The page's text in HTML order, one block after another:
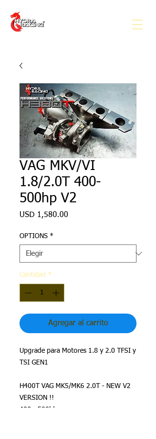
VAG MKV/VI
1.8/2.0T 400-
500hp V2
USD 1,580.00
OPTIONS *
Cantidad *
Agregar al carrito
Upgrade para Motores 1.8 y 2.0 TFSI y
TSI GEN1
H400T VAG MK5/MK6 2.0T - NEW V2
VERSION !!
400 - 500bhp